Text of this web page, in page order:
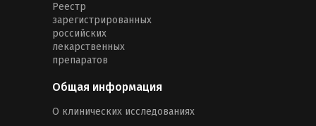
Реестр
зарегистрированных
российских
лекарственных
препаратов
Общая информация
О клинических исследованиях